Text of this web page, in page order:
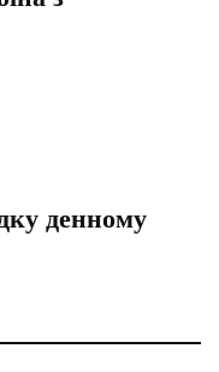
денному